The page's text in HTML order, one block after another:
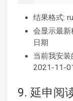
结果格式:
会显示最
日期
当前我安
2021-11-
9. 延申阅